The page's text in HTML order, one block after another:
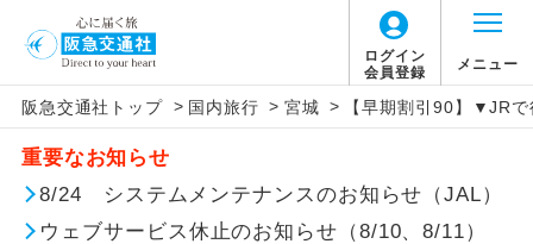
ログイン
会員登録
メニュー
阪急交通社トップ > 国内旅行 > 宮城 > 【早期割引90】▼JR
重要なお知らせ
8/24 システムメンテナンスのお知らせ（JAL）
ウェブサービス休止のお知らせ（8/10、8/11）
アイコン 説明
添乗員同行
往路出発空港（駅）から復路到着空港
（駅）まで同行します。